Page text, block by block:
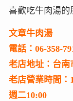
喜歡吃牛肉湯的
文章牛肉湯
電話：06-358-
老店地址：台南
老店營業時間：
週二10:00